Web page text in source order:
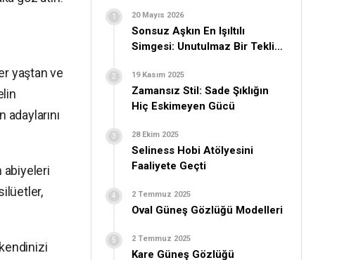
yaştan ve
abiyeleri
20 Mayıs 2026
Sonsuz Aşkın En Işıltılı
Simgesi: Unutulmaz Bir Teklif
19 Kasım 2025
Zamansız Stil: Sade Şıklığın
Hiç Eskimeyen Gücü
28 Ekim 2025
Seliness Hobi Atölyesini
Faaliyete Geçti
2 Temmuz 2025
Oval Güneş Gözlüğü Modelleri
2 Temmuz 2025
Kare Güneş Gözlüğü